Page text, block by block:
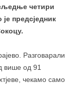
четири
предсједник
Разговарали
више од 91
чекамо само